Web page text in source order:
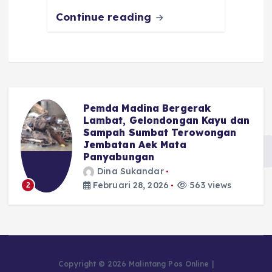
Continue reading
2
Pemda Madina Bergerak
Lambat, Gelondongan Kayu dan
Sampah Sumbat Terowongan
Jembatan Aek Mata
Panyabungan
Dina Sukandar
Februari 28, 2026
563 views
Copyright © 2026 Malintang Pos Online |